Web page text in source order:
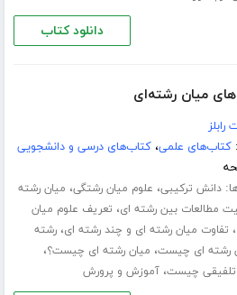
دانلود کتاب
میان رشته‌ای
رابلز
کتاب‌های علمی،کتاب‌های درسی و دانشجویی
دانش ترکیبی، علوم میان رشتگی، میان رشته
مطالعات بین رشته ای، تعریف علوم میان
، تفاوت میان رشته ای و چند رشته ای،رشته
رشته ای چیست، میان رشته ای چیست؟،
چیست،آموزش و پرورش